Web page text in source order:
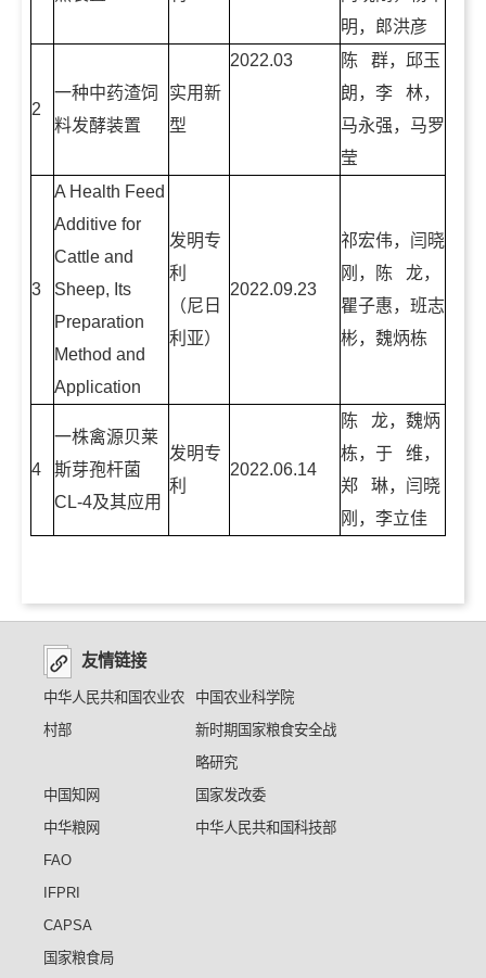
明，郎洪彦
2
一种中药渣饲
料发酵装置
实用新
型
2022.03
陈 群，邱玉
朗，李 林，
马永强，马罗
莹
3
A Health Feed
Additive for
Cattle and
Sheep, Its
Preparation
Method and
Application
发明专
利
（尼日
利亚）
2022.09.23
祁宏伟，闫晓
刚，陈 龙，
瞿子惠，班志
彬，魏炳栋
4
一株禽源贝莱
斯芽孢杆菌
CL-4及其应用
发明专
利
2022.06.14
陈 龙，魏炳
栋，于 维，
郑 琳，闫晓
刚，李立佳
友情链接
中华人民共和国农业农
村部
中国农业科学院
新时期国家粮食安全战
略研究
中国知网
国家发改委
中华粮网
中华人民共和国科技部
FAO
IFPRI
CAPSA
国家粮食局